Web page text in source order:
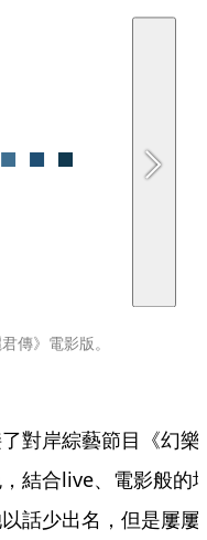
傳》電影版。
對岸綜藝節目《幻樂
結合live、電影般的
話少出名，但是屢屢